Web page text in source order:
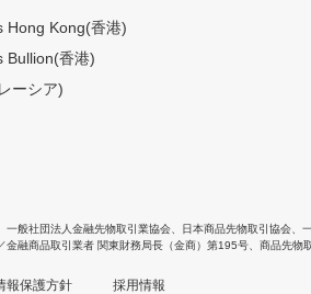
Hong Kong(香港)
Bullion(香港)
ーシア)
一般社団法人金融先物取引業協会 日本商品先物取引協会
金融商品取引業者 関東財務局長（金商）第195号、商品先物
報保護方針 採用情報